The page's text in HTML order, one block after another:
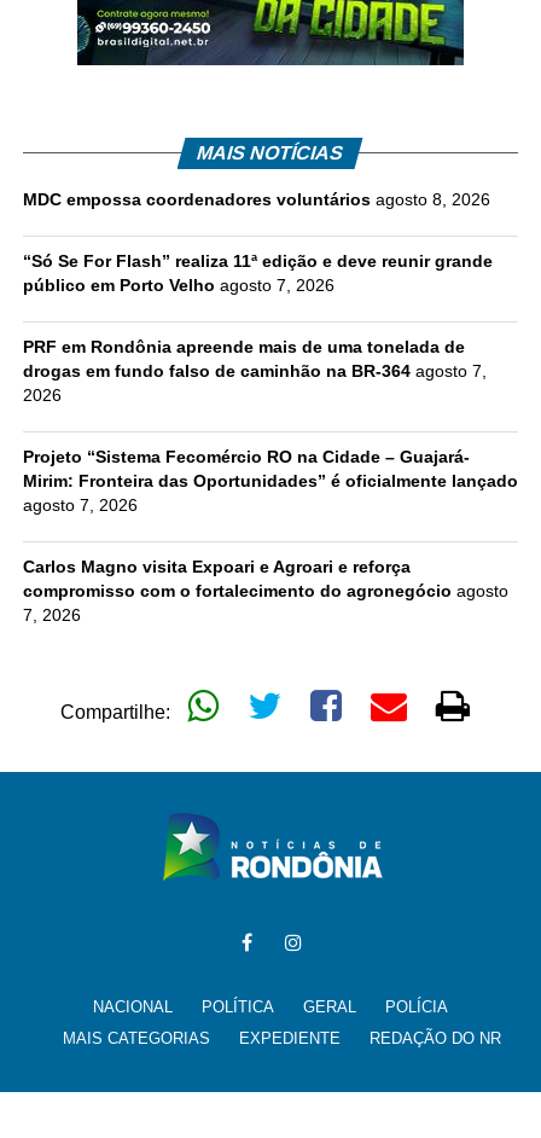
MAIS NOTÍCIAS
MDC empossa coordenadores voluntários agosto 8, 2026
“Só Se For Flash” realiza 11ª edição e deve reunir grande
público em Porto Velho agosto 7, 2026
PRF em Rondônia apreende mais de uma tonelada de
drogas em fundo falso de caminhão na BR-364 agosto 7,
2026
Projeto “Sistema Fecomércio RO na Cidade – Guajará-
Mirim: Fronteira das Oportunidades” é oficialmente lançado
agosto 7, 2026
Carlos Magno visita Expoari e Agroari e reforça
compromisso com o fortalecimento do agronegócio agosto
7, 2026
Compartilhe:
NACIONAL POLÍTICA GERAL
POLÍCIA
MAIS CATEGORIAS
EXPEDIENTE REDAÇÃO DO NR